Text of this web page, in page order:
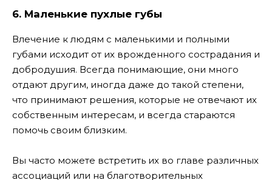
6. Маленькие пухлые губы
Влечение к людям с маленькими и полными
губами исходит от их врожденного сострадания и
добродушия. Всегда понимающие, они много
отдают другим, иногда даже до такой степени,
что принимают решения, которые не отвечают их
собственным интересам, и всегда стараются
помочь своим близким.
Вы часто можете встретить их во главе различных
ассоциаций или на благотворительных